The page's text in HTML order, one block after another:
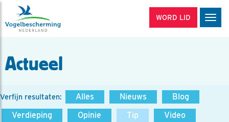
WORD LID
Actueel
Verfijn resultaten: Alles Nieuws
Blog
Verdieping
Opinie Tip
Video